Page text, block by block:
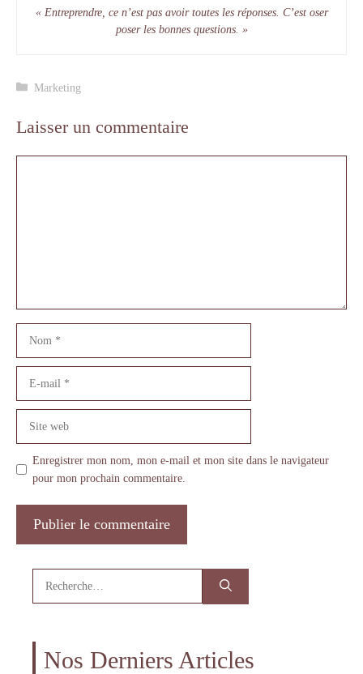
« Entreprendre, ce n’est pas avoir toutes les réponses. C’est oser
poser les bonnes questions. »
Catégories
Marketing
Laisser un commentaire
mail
web
Enregistrer mon nom, mon e-mail et mon site dans le navigateur
pour mon prochain commentaire.
Nos Derniers Articles